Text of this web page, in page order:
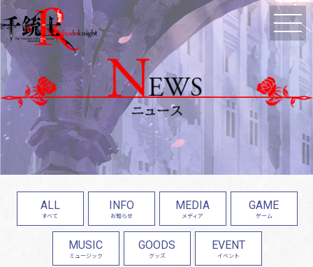
ALL
すべて
INFO
お知らせ
MEDIA
メディア
GAME
ゲーム
MUSIC
ミュージック
GOODS
グッズ
EVENT
イベント